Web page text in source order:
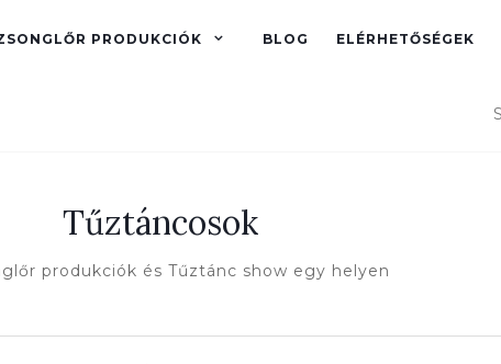
PRODUKCIÓK BLOG ELÉRHETŐSÉGEK
Tűztáncosok
produkciók és Tűztánc show egy helyen